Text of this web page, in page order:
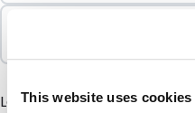
This website uses cookies
LamiZip Kraftpapier mit